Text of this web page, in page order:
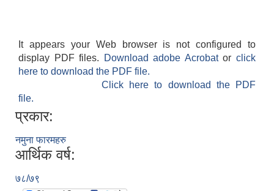
It appears your Web browser is not configured to
display PDF files.
Download adobe Acrobatorclick
here to download the PDF file.
Click here to download the PDF
file.
प्रकार:
नमुना फारमहरु
आर्थिक वर्ष:
७८/७९